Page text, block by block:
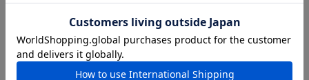
ペインティング作品とブラック ・ ライトを使用したイ
ンスタレーションで知られる。
作品の制作過程をショーとして見せるライブペイントも
数多く実施。
2012年頃よりディスプレイに直接ペイントをする制作